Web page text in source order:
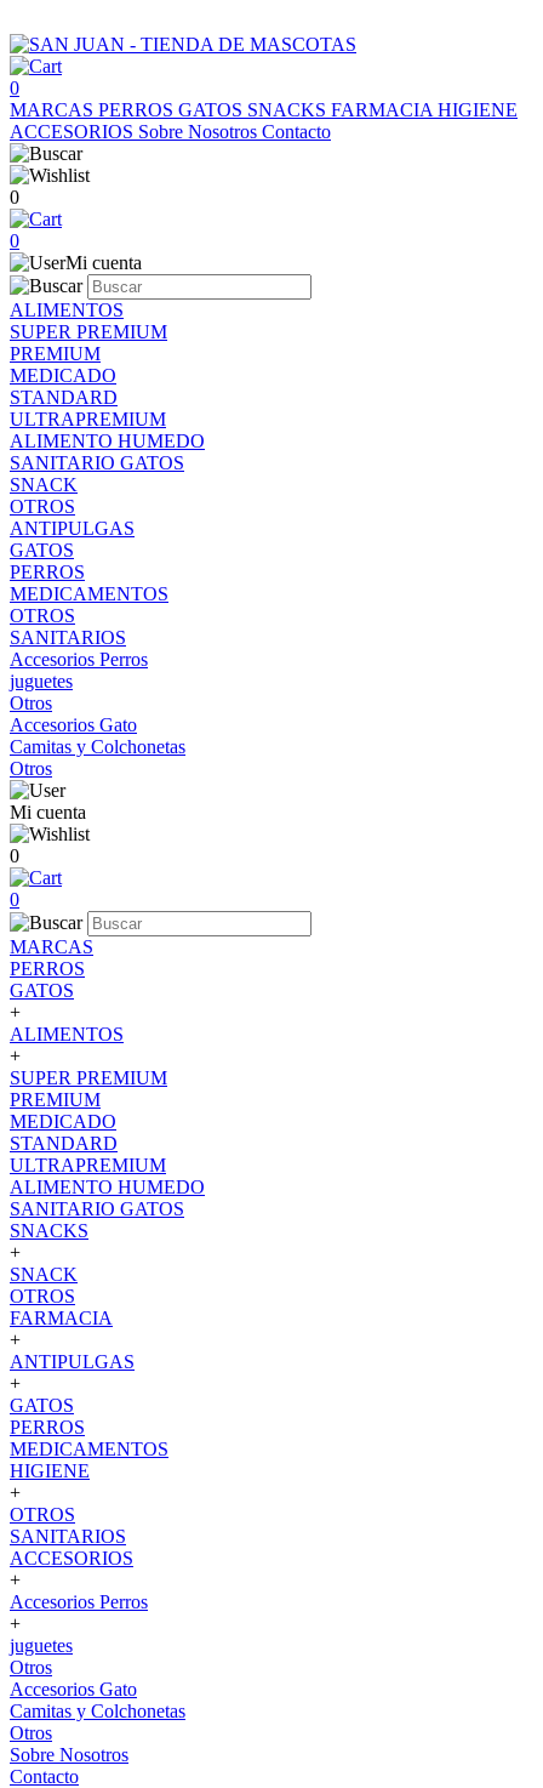
0
MARCAS PERROS GATOS SNACKS FARMACIA HIGIENE
ACCESORIOS Sobre Nosotros Contacto
0
0
Mi cuenta
ALIMENTOS
SUPER PREMIUM
PREMIUM
MEDICADO
STANDARD
ULTRAPREMIUM
ALIMENTO HUMEDO
SANITARIO GATOS
SNACK
OTROS
ANTIPULGAS
GATOS
PERROS
MEDICAMENTOS
OTROS
SANITARIOS
Accesorios Perros
juguetes
Otros
Accesorios Gato
Camitas y Colchonetas
Otros
Mi cuenta
0
0
MARCAS
PERROS
GATOS
+
ALIMENTOS
+
SUPER PREMIUM
PREMIUM
MEDICADO
STANDARD
ULTRAPREMIUM
ALIMENTO HUMEDO
SANITARIO GATOS
SNACKS
+
SNACK
OTROS
FARMACIA
+
ANTIPULGAS
+
GATOS
PERROS
MEDICAMENTOS
HIGIENE
+
OTROS
SANITARIOS
ACCESORIOS
+
Accesorios Perros
+
juguetes
Otros
Accesorios Gato
Camitas y Colchonetas
Otros
Sobre Nosotros
Contacto